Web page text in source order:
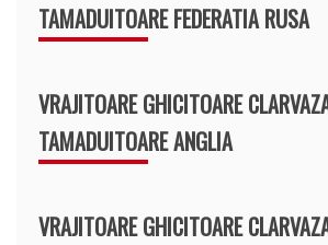
TAMADUITOARE FEDERATIA RUSA
VRAJITOARE GHICITOARE
TAMADUITOARE ANGLIA
VRAJITOARE GHICITOARE